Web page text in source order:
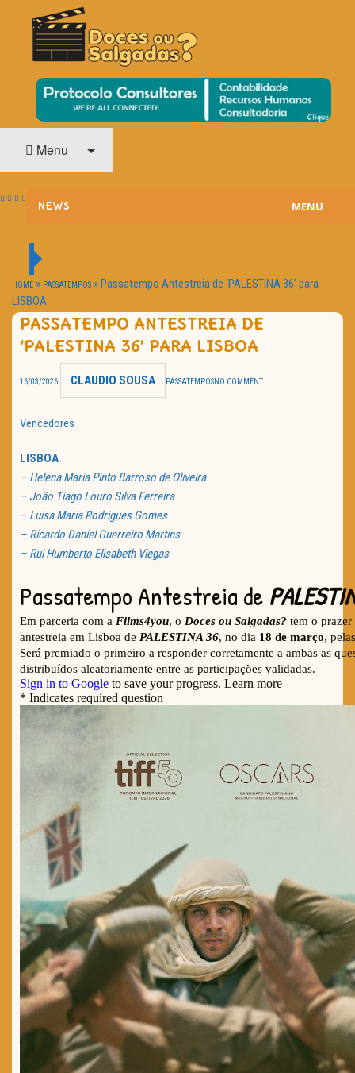
DOCES OU SALGADAS?
O Cinema? Uma Paixão!!
Menu
NEWS
HOME CINEMA
NOTA PESSOAL
TRAILER DO DIA
MENU
HOME » PASSATEMPOS »Passatempo Antestreia de ‘PALESTINA 36’ para
LISBOA
PASSATEMPO ANTESTREIA DE
‘PALESTINA 36’ PARA LISBOA
16/03/2026 CLAUDIO SOUSA PASSATEMPOSNO COMMENT
Vencedores
LISBOA
– Helena Maria Pinto Barroso de Oliveira
– João Tiago Louro Silva Ferreira
– Luisa Maria Rodrigues Gomes
– Ricardo Daniel Guerreiro Martins
– Rui Humberto Elisabeth Viegas